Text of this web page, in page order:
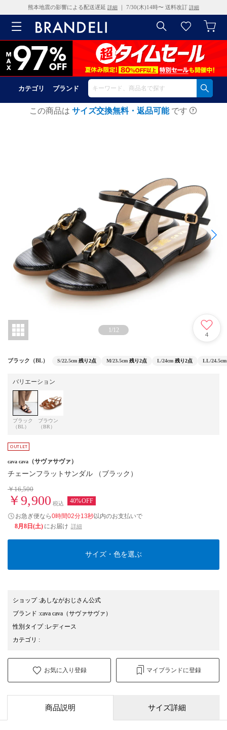
熊本地震の影響による配送遅延 詳細 ｜ 7/30(木)14時〜 送料改訂 詳細
カテゴリ ブランド
この商品は サイズ交換無料・返品可能 です
1/12
4
ブラック（BL） S/22.5cm 残り2点 M/23.5cm 残り2点 L/24cm 残り2点 LL/24.5cm
バリエーション
ブラック
（BL）
ブラウン
（BR）
cava cava （サヴァサヴァ）
チェーンフラットサンダル （ブラック）
￥16,500
￥9,900 税込 40%OFF
お急ぎ便なら0時間02分13秒以内のお支払いで
8月8日(土) にお届け 詳細
サイズ・色を選ぶ
ショップ:あしながおじさん公式
ブランド :cava cava （サヴァサヴァ）
性別タイプ:レディース
カテゴリ :
お気に入り登録 マイブランドに登録
商品説明 サイズ詳細